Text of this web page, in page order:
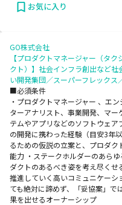
お気に入り
GO株式会社
【プロダクトマネージャー（タ
クト）】社会インフラ創出など
い開発集団／スーパーフレックス
■必須条件
・プロダクトマネージャー 、エ
ターアナリスト、事業開発、マ
テムやアプリなどのソフトウェ
の開発に携わった経験（目安3年
るための仮説の立案と、プロダ
能力 ・ステークホルダーのあら
ダクトのあるべき姿を考え尽く
推進していく高いコミュニケー
ても絶対に諦めず、「妥協案」
果を出せるオーナーシップ